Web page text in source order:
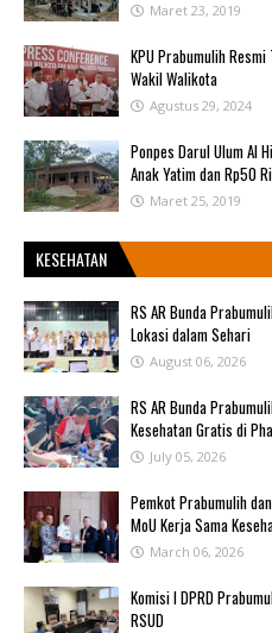
Maret 23, 2019
KPU Prabumulih
Wakil Walikota
Agustus 29, 2024
Ponpes Darul Ulum Al
Anak Yatim dan Rp50
Maret 25, 2019
KESEHATAN
RS AR Bunda
Lokasi dalam Sehari
August 06, 2026
RS AR Bunda
Kesehatan Gratis di
July 05, 2026
Pemkot Prabumulih
MoU Kerja Sama
March 06, 2026
Komisi I DPRD
RSUD